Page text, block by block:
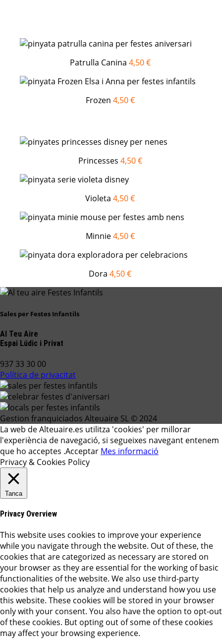
Patrulla Canina 4,50 €
Frozen 4,50 €
Princesses 4,50 €
Violeta 4,50 €
Minnie4,50 €
Dora 4,50 €
Sales per Festes Infantils
Al Teu Aire
Espai Lúdic i Privat
937 33 30 00
Política de privacitat
Gestion franquiciados Alteuaire SL © 2024
La web de Alteuaire.es utilitza 'cookies' per millorar
l'experiència de navegació, si segueixes navegant entenem
que ho acceptes .Acceptar Mes informació
Privacy & Cookies Policy
Tanca
Privacy Overview
This website uses cookies to improve your experience
while you navigate through the website. Out of these, the
cookies that are categorized as necessary are stored on
your browser as they are essential for the working of basic
functionalities of the website. We also use third-party
cookies that help us analyze and understand how you use
this website. These cookies will be stored in your browser
only with your consent. You also have the option to opt-out
of these cookies. But opting out of some of these cookies
may affect your browsing experience.